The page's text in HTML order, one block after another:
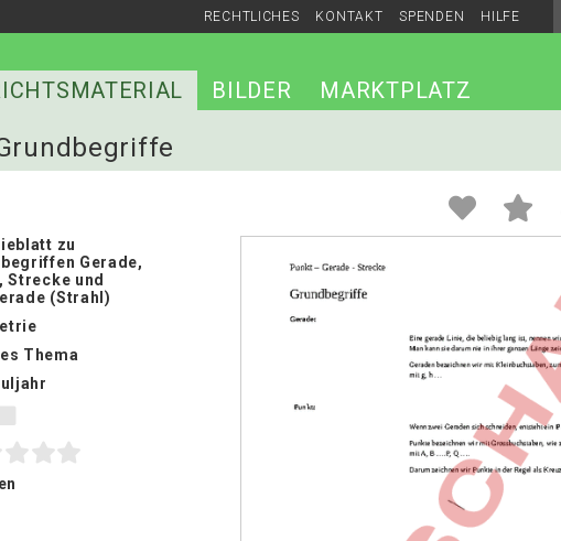
RECHTLICHES KONTAKT SPENDEN HILFE
BILDER MARKTPLATZ
zu
Gerade,
Strecke und
(Strahl)
Thema